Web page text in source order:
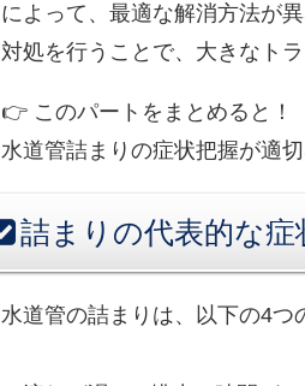
によって、最適な解消方法が
対処を行うことで、大きなト
👉 このパートをまとめると！
水道管詰まりの症状把握が適
詰まりの代表的な症
水道管の詰まりは、以下の4つ